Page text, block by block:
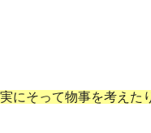
にそって物事を考えた